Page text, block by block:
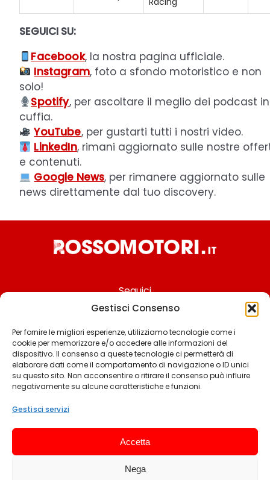
Gestisci Consenso
Per fornire le migliori esperienze, utilizziamo tecnologie come i
cookie per memorizzare e/o accedere alle informazioni del
dispositivo. Il consenso a queste tecnologie ci permetterà di
elaborare dati come il comportamento di navigazione o ID unici
su questo sito. Non acconsentire o ritirare il consenso può influire
negativamente su alcune caratteristiche e funzioni.
Gestisci servizi
Accetta
Nega
SEGUICI SU:
Facebook, la nostra pagina ufficiale.
Instagram, foto a sfondo motoristico e non
solo!
Spotify, per ascoltare il meglio dei podcast in
cuffia.
YouTube, per gustarti tutti i nostri video.
LinkedIn, rimani aggiornato sulle nostre
e contenuti.
Google News, per rimanere aggiornato sulle
news direttamente dal tuo discovery.
Seguici
Chi siamo
Contattaci
Termini & Condizioni
Privacy policy